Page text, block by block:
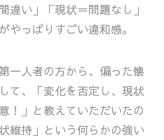
違い」「現状＝問題なし」
やっぱりすごい違和感。
一人者の方から、偏った懐
て、「変化を否定し、現状
！」と教えていただいたの
維持」という何らかの強い